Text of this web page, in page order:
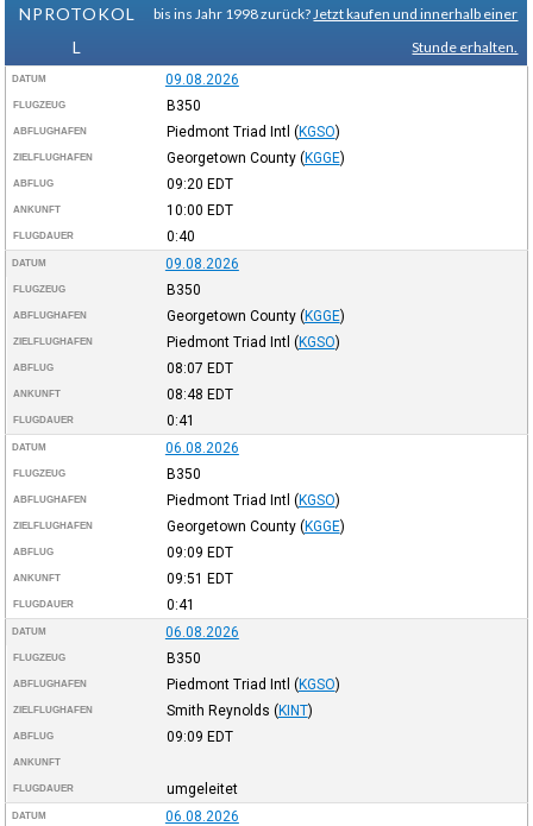
NPROTOKOL
L
bis ins Jahr 1998 zurück? Jetzt kaufen und innerhalb einer
Stunde erhalten.
DATUM 09.08.2026
FLUGZEUG B350
ABFLUGHAFEN Piedmont Triad Intl (KGSO)
ZIELFLUGHAFEN Georgetown County (KGGE)
ABFLUG 09:20 EDT
ANKUNFT 10:00 EDT
FLUGDAUER 0:40
DATUM 09.08.2026
FLUGZEUG B350
ABFLUGHAFEN Georgetown County (KGGE)
ZIELFLUGHAFEN Piedmont Triad Intl (KGSO)
ABFLUG 08:07 EDT
ANKUNFT 08:48 EDT
FLUGDAUER 0:41
DATUM 06.08.2026
FLUGZEUG B350
ABFLUGHAFEN Piedmont Triad Intl (KGSO)
ZIELFLUGHAFEN Georgetown County (KGGE)
ABFLUG 09:09 EDT
ANKUNFT 09:51 EDT
FLUGDAUER 0:41
DATUM 06.08.2026
FLUGZEUG B350
ABFLUGHAFEN Piedmont Triad Intl (KGSO)
ZIELFLUGHAFEN Smith Reynolds (KINT)
ABFLUG 09:09 EDT
ANKUNFT
FLUGDAUER umgeleitet
DATUM 06.08.2026